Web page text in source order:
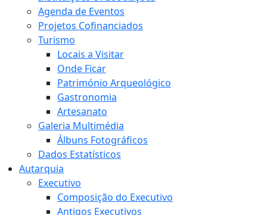
Agenda de Eventos
Projetos Cofinanciados
Turismo
Locais a Visitar
Onde Ficar
Património Arqueológico
Gastronomia
Artesanato
Galeria Multimédia
Álbuns Fotográficos
Dados Estatísticos
Autarquia
Executivo
Composição do Executivo
Antigos Executivos